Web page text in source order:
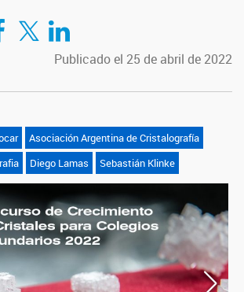
en Facebook
Compartir en TwitterCompartir en LinkedIn
Publicado el 25 de abril de 2022
Asociación Argentina de Cristalografía
Diego Lamas Sebastián Klinke